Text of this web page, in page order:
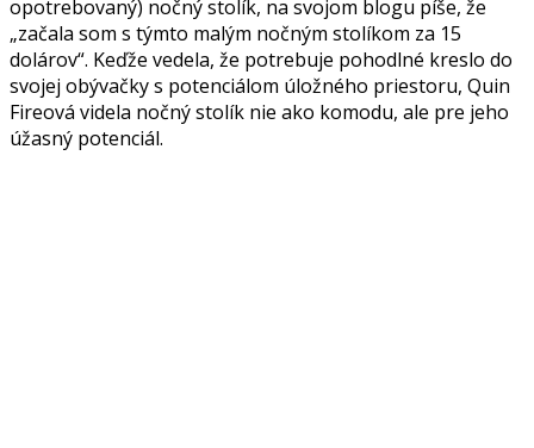
opotrebovaný) nočný stolík, na svojom blogu píše, že
„začala som s týmto malým nočným stolíkom za 15
dolárov“. Keďže vedela, že potrebuje pohodlné kreslo do
svojej obývačky s potenciálom úložného priestoru, Quin
Fireová videla nočný stolík nie ako komodu, ale pre jeho
úžasný potenciál.